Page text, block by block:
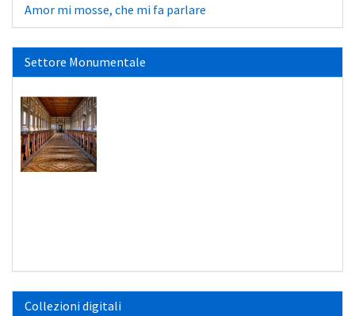
Amor mi mosse, che mi fa parlare
Settore Monumentale
Collezioni digitali